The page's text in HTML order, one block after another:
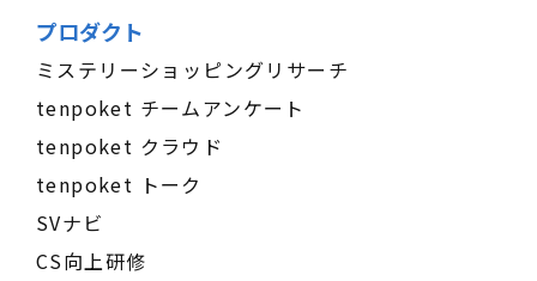
プロダクト
ミステリーショッピングリサーチ
tenpoket チームアンケート
tenpoket クラウド
tenpoket トーク
SVナビ
CS向上研修